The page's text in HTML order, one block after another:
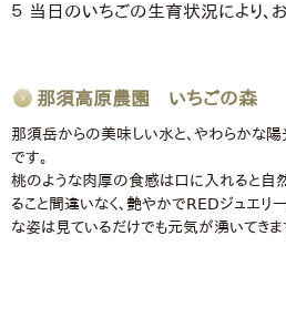
５ 当日のいちごの生育状況により、
那須高原農園 いちごの森
那須岳からの美味しい水と、やわらかな
です。
桃のような肉厚の食感は口に入れると自
ること間違いなく、艶やかでREDジュエリ
な姿は見ているだけでも元気が湧いてきま